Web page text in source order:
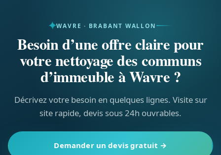
WAVRE · BRABANT WALLON
Besoin d’une offre claire pour
votre nettoyage des communs
d’immeuble à Wavre ?
Décrivez votre besoin en quelques lignes. Visite sur
site rapide, devis sous 24h ouvrables.
Demander un devis gratuit →